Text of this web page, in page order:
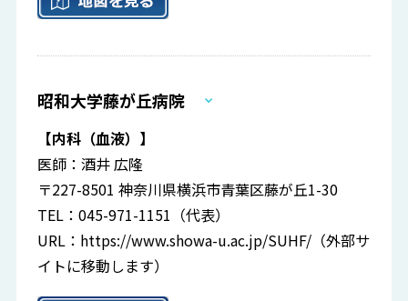
昭和大学藤が丘病院
【内科（血液）】
医師：酒井 広隆
〒227-8501 神奈川県横浜市青葉区藤が丘1-30
TEL：045-971-1151（代表）
URL： https://www.showa-u.ac.jp/SUHF/ （外部サ
イトに移動します）